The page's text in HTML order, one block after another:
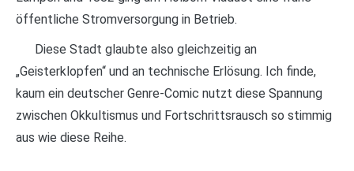
öffentliche Stromversorgung in Betrieb.
Diese Stadt glaubte also gleichzeitig an
„Geisterklopfen“ und an technische Erlösung. Ich finde,
kaum ein deutscher Genre-Comic nutzt diese Spannung
zwischen Okkultismus und Fortschrittsrausch so stimmig
aus wie diese Reihe.